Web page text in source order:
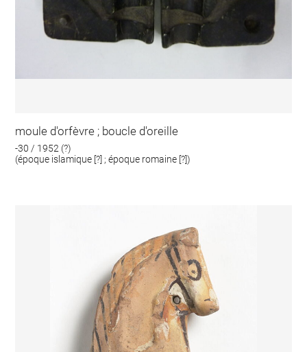
moule d'orfèvre ; boucle d'oreille
-30 / 1952 (?)
(époque islamique [?] ; époque romaine [?])